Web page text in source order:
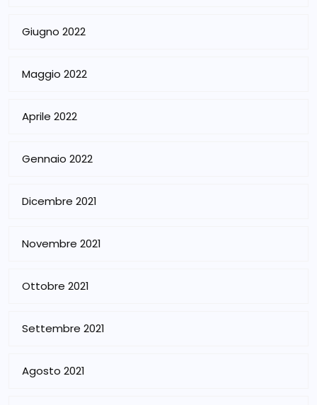
Giugno 2022
Maggio 2022
Aprile 2022
Gennaio 2022
Dicembre 2021
Novembre 2021
Ottobre 2021
Settembre 2021
Agosto 2021